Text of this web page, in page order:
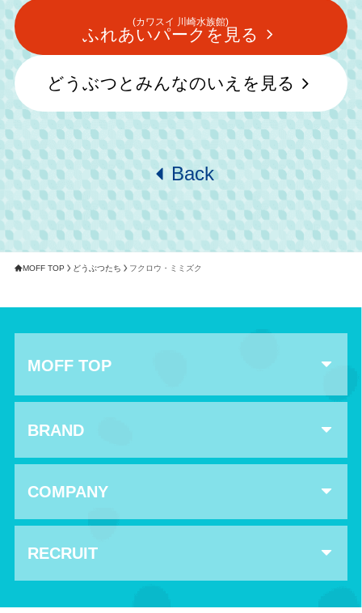
(カワスイ 川崎水族館)
ふれあいパークを見る
どうぶつとみんなのいえを見る
Back
MOFF TOP どうぶつたち フクロウ・ミミズク
MOFF TOP
BRAND
COMPANY
RECRUIT